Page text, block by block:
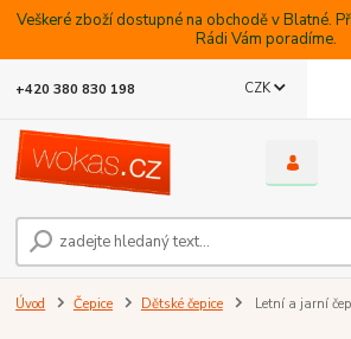
Veškeré zboží dostupné na obchodě v Blatné.
Rádi Vám poradíme.
CZK
+420 380 830 198
Úvod Čepice Dětské čepice Letní a jarní